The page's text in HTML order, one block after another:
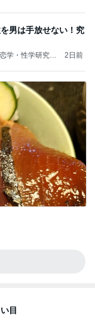
男は手放せない！究
学・性学研究
2日前
目